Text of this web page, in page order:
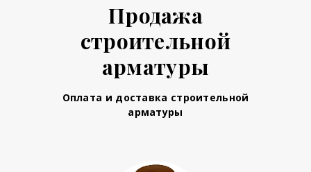
Продажа
строительной
арматуры
Оплата и доставка строительной
арматуры